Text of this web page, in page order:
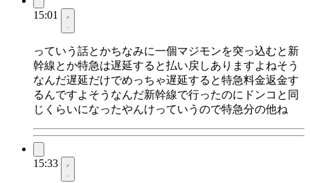
15:01
っていう話とかちなみに一個マジモンを突っ込むと新
幹線とか特急は遅延すると払い戻しありますよねそう
なんだ遅延だけでめっちゃ遅延すると特急料金返金す
るんですよそうなんだ新幹線で行ったのにドンコと同
じくらいになったやんけっていうので特急分の他ね
15:33